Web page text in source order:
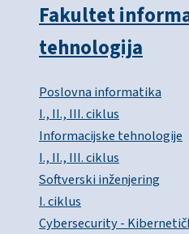
Fakultet
tehnologija
Poslovna informatika
I., II., III. ciklus
Informacijske tehnologije
I., II., III. ciklus
Softverski inženjering
I. ciklus
Cybersecurity -